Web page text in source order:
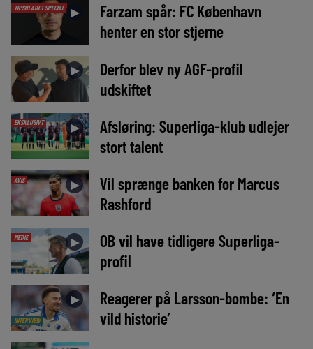
TIPSBLADET SPECIAL ►
Farzam spår: FC København
henter en stor stjerne
►
Derfor blev ny AGF-profil
udskiftet
EKSKLUSIVT ►
Afsløring: Superliga-klub udlejer
stort talent
AVIS ►
Vil sprænge banken for Marcus
Rashford
MEDIE ►
OB vil have tidligere Superliga-
profil
INTERVIEW
►
Reagerer på Larsson-bombe: ‘En
vild historie’